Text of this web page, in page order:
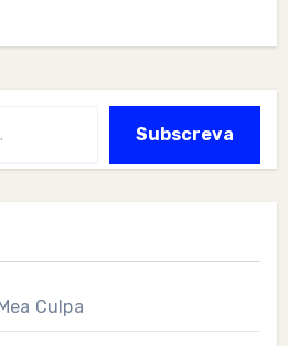
Subscreva
Culpa